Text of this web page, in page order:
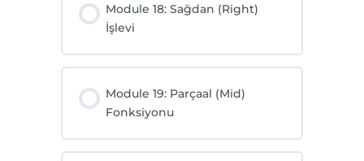
Module 18: Sağdan (Right)
İşlevi
Module 19: Parçaal (Mid)
Fonksiyonu